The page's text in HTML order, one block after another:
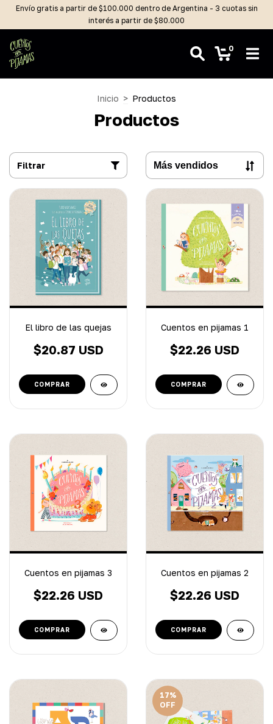
Envío gratis a partir de $100.000 dentro de Argentina - 3 cuotas sin
interés a partir de $80.000
0
Inicio > Productos
Productos
Filtrar
El libro de las quejas
$20.87 USD
Cuentos en pijamas 1
$22.26 USD
Cuentos en pijamas 3
$22.26 USD
Cuentos en pijamas 2
$22.26 USD
17%
OFF